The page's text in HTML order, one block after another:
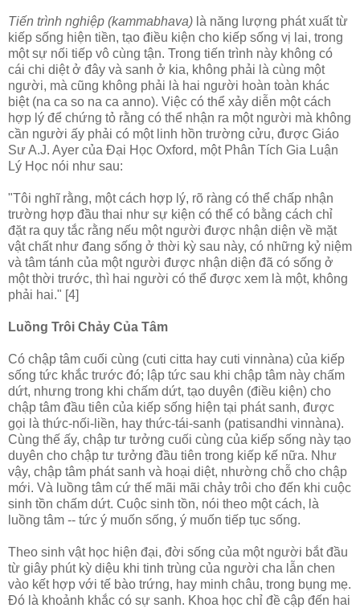
Tiến trình nghiệp (kammabhava) là năng lượng phát xuất từ
kiếp sống hiện tiền, tạo điều kiện cho kiếp sống vị lai, trong
một sự nối tiếp vô cùng tận. Trong tiến trình này không có
cái chi diệt ở đây và sanh ở kia, không phải là cùng một
người, mà cũng không phải là hai người hoàn toàn khác
biệt (na ca so na ca anno). Việc có thể xảy diễn một cách
hợp lý để chứng tỏ rằng có thể nhận ra một người mà không
cần người ấy phải có một linh hồn trường cửu, được Giáo
Sư A.J. Ayer của Ðại Học Oxford, một Phân Tích Gia Luận
Lý Học nói như sau:
"Tôi nghĩ rằng, một cách hợp lý, rõ ràng có thể chấp nhận
trường hợp đầu thai như sự kiện có thể có bằng cách chỉ
đặt ra quy tắc rằng nếu một người được nhận diện về mặt
vật chất như đang sống ở thời kỳ sau này, có những kỷ niệm
và tâm tánh của một người được nhận diện đã có sống ở
một thời trước, thì hai người có thể được xem là một, không
phải hai." [4]
Luồng Trôi Chảy Của Tâm
Có chập tâm cuối cùng (cuti citta hay cuti vinnàna) của kiếp
sống tức khắc trước đó; lập tức sau khi chập tâm này chấm
dứt, nhưng trong khi chấm dứt, tạo duyên (điều kiện) cho
chập tâm đầu tiên của kiếp sống hiện tại phát sanh, được
gọi là thức-nối-liền, hay thức-tái-sanh (patisandhi vinnàna).
Cùng thế ấy, chập tư tưởng cuối cùng của kiếp sống này tạo
duyên cho chập tư tưởng đầu tiên trong kiếp kế nữa. Như
vậy, chập tâm phát sanh và hoại diệt, nhường chỗ cho chập
mới. Và luồng tâm cứ thế mãi mãi chảy trôi cho đến khi cuộc
sinh tồn chấm dứt. Cuộc sinh tồn, nói theo một cách, là
luồng tâm -- tức ý muốn sống, ý muốn tiếp tục sống.
Theo sinh vật học hiện đại, đời sống của một người bắt đầu
từ giây phút kỳ diệu khi tinh trùng của người cha lẫn chen
vào kết hợp với tế bào trứng, hay minh châu, trong bụng mẹ.
Ðó là khoảnh khắc có sự sanh. Khoa học chỉ đề cập đến hai